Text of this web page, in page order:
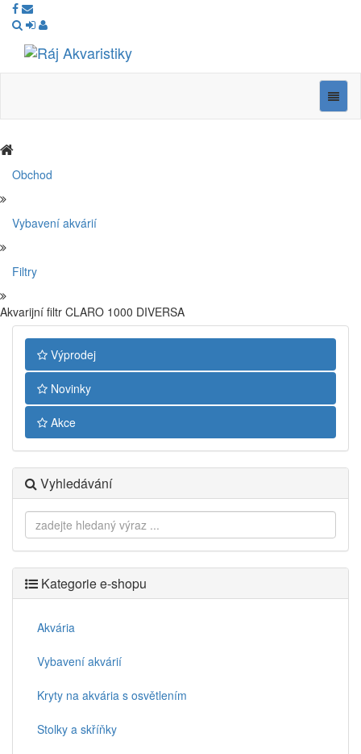
Ráj
Obchod
Vybavení akvárií
Filtry
Akvarijní filtr CLARO 1000 DIVERSA
Výprodej
Novinky
Akce
Vyhledávání
Kategorie e-shopu
Akvária
Vybavení akvárií
Kryty na akvária s osvětlením
Stolky a skříňky